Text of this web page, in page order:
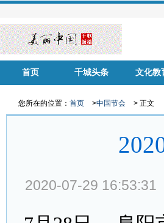
首页 千城头条 文化教
您所在的位置： 首页 >中国节会 > 正文
2020-07-29 16:53:31